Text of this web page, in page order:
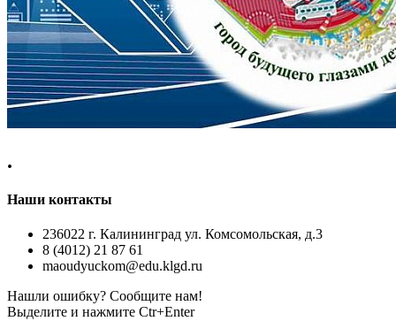
.
Наши контакты
236022 г. Калининград ул. Комсомольская, д.3
8 (4012) 21 87 61
maoudyuckom@edu.klgd.ru
Нашли ошибку? Сообщите нам!
Выделите и нажмите Ctr+Enter